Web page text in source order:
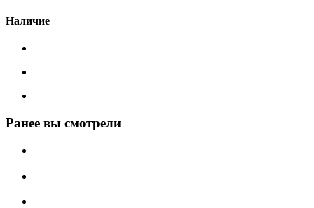
Наличие
Ранее вы смотрели